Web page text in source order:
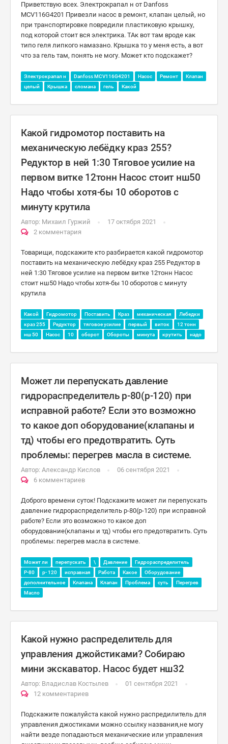
Приветствую всех. Электрокрапал н от Danfoss
MCV116G4201 Привезли насос в ремонт, клапан целый, но
при транспортировке повредили пластиковую крышку,
под которой стоит вся электрика. ТАк вот там вроде как
типо геля липкого намазано. Крышка то у меня есть, а вот
что за гель там, понять не могу. Может кто подскажет?
Электрокрапал н Danfoss MCV116G4201 Насос Ремонт
Клапан
целый
Крышка сломана гель Какой
Какой гидромотор поставить на
механическую лебёдку краз 255?
Редуктор в ней 1:30 Тяговое усилие на
первом витке 12тонн Насос стоит нш50
Надо чтобы хотя-бы 10 оборотов с
минуту крутила
Автор: Михаил Гуржий
17 октября 2021
2 комментария
Товарищи, подскажите кто разбирается какой гидромотор
поставить на механическую лебёдку краз 255 Редуктор в
ней 1:30 Тяговое усилие на первом витке 12тонн Насос
стоит нш50 Надо чтобы хотя-бы 10 оборотов с минуту
крутила
Какой Гидромотор Поставить Краз механическая
Лебедки
краз 255
Редуктор тяговое усилие первый виток
12 тонн
нш 50
Насос 10 оборот Обороты минута крутить надо
Может ли перепускать давление
гидрораспределитель р-80(р-120) при
исправной работе? Если это возможно
то какое доп оборудование(клапаны и
тд) чтобы его предотвратить. Суть
проблемы: перегрев масла в системе.
Автор: Александр Кислов
06 сентября 2021
6 комментариев
Доброго времени суток! Подскажите может ли перепускать
давление гидрораспределитель р-80(р-120) при исправной
работе? Если это возможно то какое доп
оборудование(клапаны и тд) чтобы его предотвратить. Суть
проблемы: перегрев масла в системе.
Может ли перепускать \ Давление
Гидрораспределитель
Р-80
р- 120 исправная Работа Какое
Оборудование
дополнительное
Клапана Клапан Проблема суть
Перегрев
Масло
Какой нужно распределитель для
управления джойстиками? Собираю
мини экскаватор. Насос будет нш32
Автор: Владислав Костылев
01 сентября 2021
12 комментариев
Подскажите пожалуйста какой нужно распредилитель для
управления джостиками можно ссылку названия,не могу
найти везде попадаються механические или управления